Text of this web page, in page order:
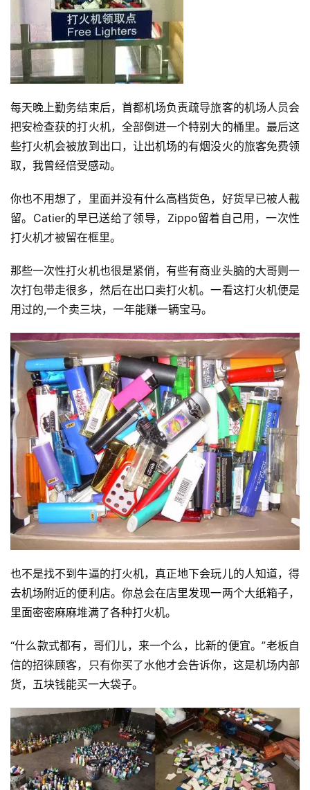
每天晚上勤务结束后， 首都机场负责疏导旅客的机场人员会
把安检查获的打火机，全部倒进一个特别大的桶里。最后这
些打火机会被放到出口，让出机场的有烟没火的旅客免费领
取，我曾经倍受感动。
你也不用想了，里面并没有什么高档货色，好货早已被人截
留。Catier的早已送给了领导，Zippo留着自己用，一次性
打火机才被留在框里。
那些一次性打火机也很是紧俏，有些有商业头脑的大哥则一
次打包带走很多，然后在出口卖打火机。一看这打火机便是
用过的,一个卖三块，一年能赚一辆宝马。
也不是找不到牛逼的打火机，真正地下会玩儿的人知道，得
去机场附近的便利店。你总会在店里发现一两个大纸箱子，
里面密密麻麻堆满了各种打火机。
“什么款式都有，哥们儿，来一个么，比新的便宜。”老板自
信的招徕顾客，只有你买了水他才会告诉你，这是机场内部
货，五块钱能买一大袋子。